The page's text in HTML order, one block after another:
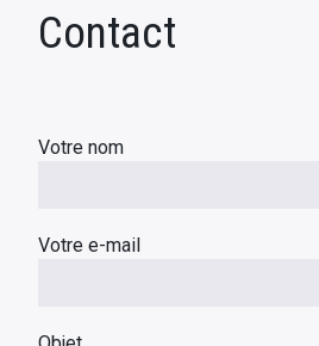
Contact
Votre nom
Votre e-mail